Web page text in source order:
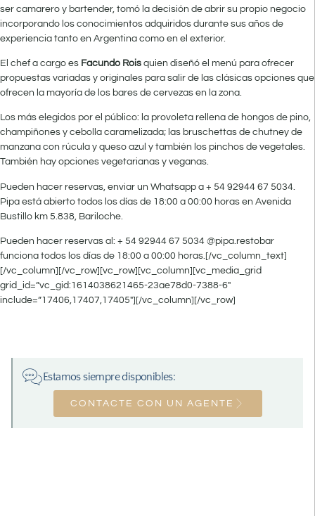
ser camarero y bartender, tomó la decisión de abrir su propio negocio
incorporando los conocimientos adquiridos durante sus años de
experiencia tanto en Argentina como en el exterior.
El chef a cargo es Facundo Rois quien diseñó el menú para ofrecer
propuestas variadas y originales para salir de las clásicas opciones que
ofrecen la mayoría de los bares de cervezas en la zona.
Los más elegidos por el público: la provoleta rellena de hongos de pino,
champiñones y cebolla caramelizada; las bruschettas de chutney de
manzana con rúcula y queso azul y también los pinchos de vegetales.
También hay opciones vegetarianas y veganas.
Pueden hacer reservas, enviar un Whatsapp a + 54 92944 67 5034.
Pipa está abierto todos los días de 18:00 a 00:00 horas en Avenida
Bustillo km 5.838, Bariloche.
Pueden hacer reservas al: + 54 92944 67 5034 @pipa.restobar
funciona todos los días de 18:00 a 00:00 horas.[/vc_column_text]
[/vc_column][/vc_row][vc_row][vc_column][vc_media_grid
grid_id=”vc_gid:1614038621465-23ae78d0-7388-6″
include=”17406,17407,17405″][/vc_column][/vc_row]
Estamos siempre disponibles:
CONTACTE CON UN AGENTE